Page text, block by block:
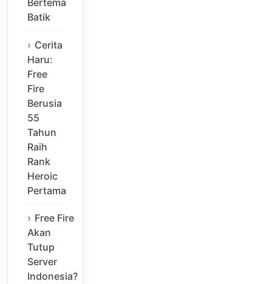
Batik
Cerita
Haru:
Free
Fire
Berusia
55
Tahun
Raih
Rank
Heroic
Pertama
Free Fire
Akan
Tutup
Server
Indonesia?